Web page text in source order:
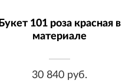
Состав: Роза 70 см - 101 шт.,
Материал
Букет 101 роза красная в
материале
30 840 руб.